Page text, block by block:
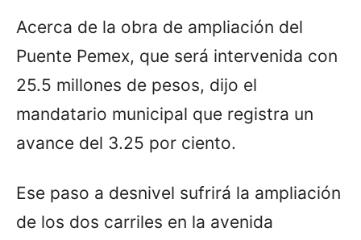
Acerca de la obra de ampliación del
Puente Pemex, que será intervenida con
25.5 millones de pesos, dijo el
mandatario municipal que registra un
avance del 3.25 por ciento.
Ese paso a desnivel sufrirá la ampliación
de los dos carriles en la avenida